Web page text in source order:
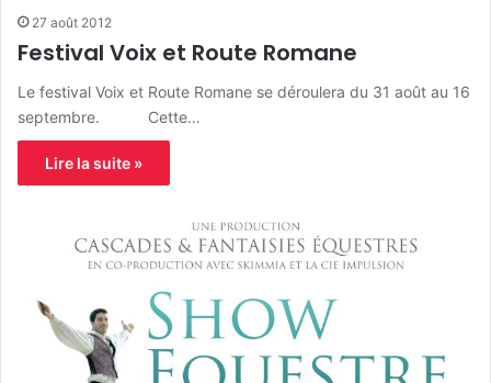
27 août 2012
Festival Voix et Route Romane
Le festival Voix et Route Romane se déroulera du 31 août au 16
septembre. Cette…
Lire la suite »